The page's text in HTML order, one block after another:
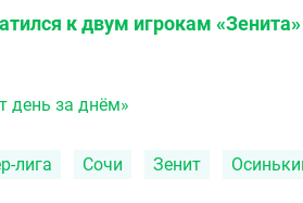
к двум игрокам
день за днём»
лига Сочи Зенит